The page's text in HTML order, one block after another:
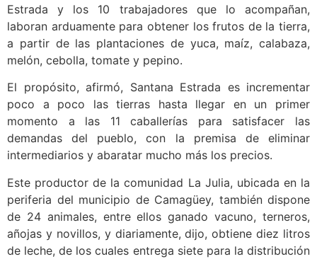
Estrada y los 10 trabajadores que lo acompañan,
laboran arduamente para obtener los frutos de la tierra,
a partir de las plantaciones de yuca, maíz, calabaza,
melón, cebolla, tomate y pepino.
El propósito, afirmó, Santana Estrada es incrementar
poco a poco las tierras hasta llegar en un primer
momento a las 11 caballerías para satisfacer las
demandas del pueblo, con la premisa de eliminar
intermediarios y abaratar mucho más los precios.
Este productor de la comunidad La Julia, ubicada en la
periferia del municipio de Camagüey, también dispone
de 24 animales, entre ellos ganado vacuno, terneros,
añojas y novillos, y diariamente, dijo, obtiene diez litros
de leche, de los cuales entrega siete para la distribución